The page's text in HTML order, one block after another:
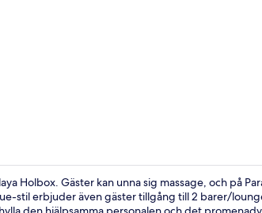
Holbox. Gäster kan unna sig massage, och på
stil erbjuder även gäster tillgång till 2 barer/